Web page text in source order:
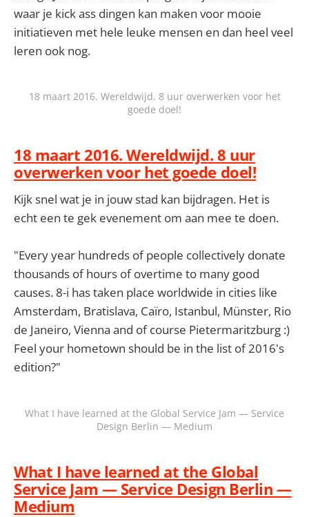
waar je kick ass dingen kan maken voor mooie
initiatieven met hele leuke mensen en dan heel veel
leren ook nog.
18 maart 2016. Wereldwijd. 8 uur overwerken voor het
goede doel!
18 maart 2016. Wereldwijd. 8 uur
overwerken voor het goede doel!
Kijk snel wat je in jouw stad kan bijdragen. Het is
echt een te gek evenement om aan mee te doen.
"Every year hundreds of people collectively donate
thousands of hours of overtime to many good
causes. 8-i has taken place worldwide in cities like
Amsterdam, Bratislava, Caïro, Istanbul, Münster, Rio
de Janeiro, Vienna and of course Pietermaritzburg :)
Feel your hometown should be in the list of 2016's
edition?"
What I have learned at the Global Service Jam — Service
Design Berlin — Medium
What I have learned at the Global
Service Jam — Service Design Berlin —
Medium